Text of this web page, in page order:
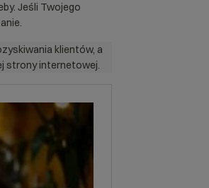
Jeśli Twojego
klientów, a
strony internetowej.